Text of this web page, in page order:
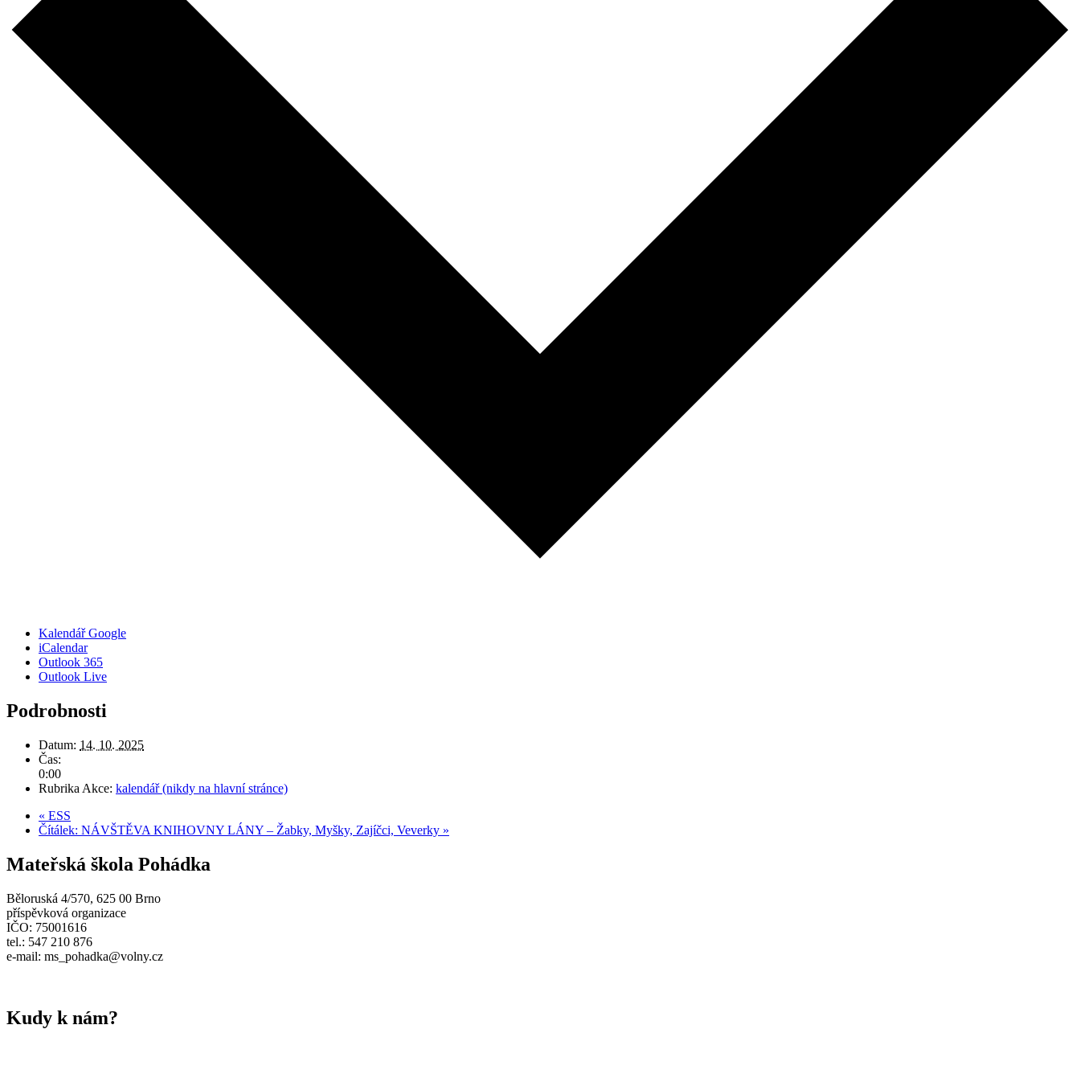
Kalendář Google
iCalendar
Outlook 365
Outlook Live
Podrobnosti
Datum: 14. 10. 2025
Čas:
0:00
Rubrika Akce: kalendář (nikdy na hlavní stránce)
« ESS
Čítálek: NÁVŠTĚVA KNIHOVNY LÁNY – Žabky, Myšky, Zajíčci, Veverky »
Mateřská škola Pohádka
Běloruská 4/570, 625 00 Brno
příspěvková organizace
IČO: 75001616
tel.: 547 210 876
e-mail: ms_pohadka@volny.cz
Kudy k nám?